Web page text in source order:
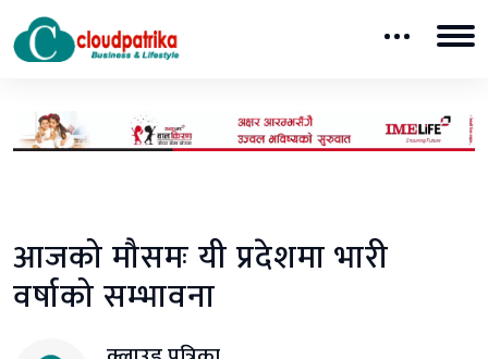
आजको मौसमः यी प्रदेशमा भारी
वर्षाको सम्भावना